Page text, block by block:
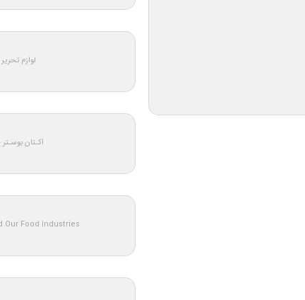
لوازم
اکـتان
Our Food Industries